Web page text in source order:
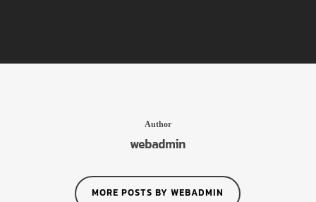
Author
webadmin
MORE POSTS BY WEBADMIN